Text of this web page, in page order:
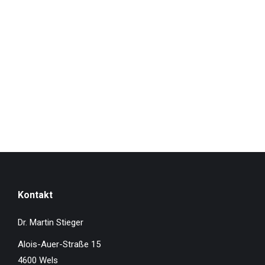
Kontakt
Dr. Martin Stieger
Alois-Auer-Straße 15
4600 Wels